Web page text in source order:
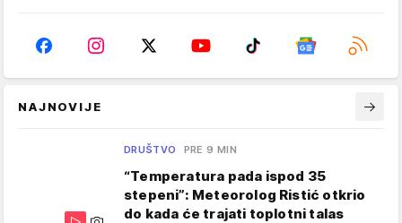
NAJNOVIJE
DRUŠTVO PRE 9 MIN
“Temperatura pada ispod 35
stepeni”: Meteorolog Ristić otkrio
do kada će trajati toplotni talas